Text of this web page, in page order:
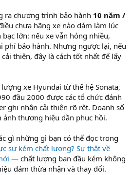
ra chương trình bảo hành 10 năm /
chưa hãng xe nào dám làm lúc
lớn: nếu xe vẫn hỏng nhiều,
phí bảo hành. Nhưng ngược lại, nếu
thiện, đây là cách tốt nhất để lấy
xe Hyundai từ thế hệ Sonata,
đầu 2000 được các tổ chức đánh
ghi nhận cải thiện rõ rệt. Doanh số
ảnh thương hiệu dần phục hồi.
gì những gì bạn có thể đọc trong
sự kém chất lượng? Sự thật về
— chất lượng ban đầu kém không
dám thừa nhận và thay đổi.